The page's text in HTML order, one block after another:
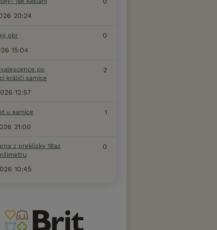
20:24
obr
0
15:04
po
králičí samice
2
12:57
u samice
1
21:00
z preklizky 18az
0
10:45